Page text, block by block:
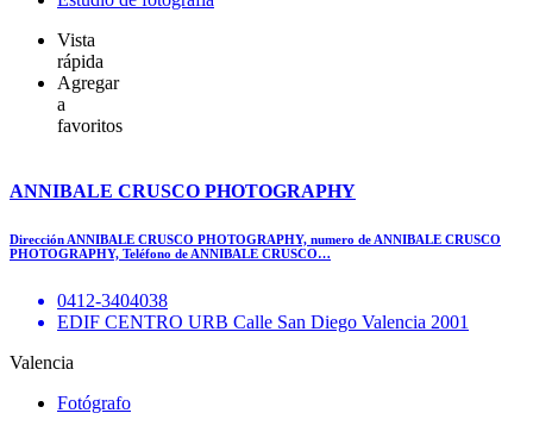
Vista
rápida
Agregar
a
favoritos
ANNIBALE CRUSCO PHOTOGRAPHY
Dirección ANNIBALE CRUSCO PHOTOGRAPHY, numero de ANNIBALE CRUSCO
PHOTOGRAPHY, Teléfono de ANNIBALE CRUSCO…
0412-3404038
EDIF CENTRO URB Calle San Diego Valencia 2001
Valencia
Fotógrafo